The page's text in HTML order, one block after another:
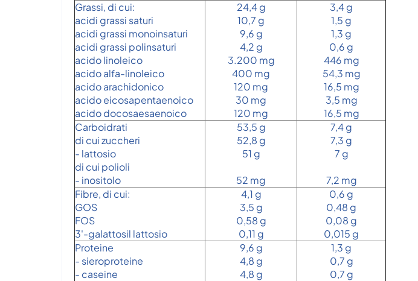
Grassi, di cui:
acidi grassi saturi
acidi grassi monoinsaturi
acidi grassi polinsaturi
acido linoleico
acido alfa-linoleico
acido arachidonico
acido eicosapentaenoico
acido docosaesaenoico
24,4 g
10,7 g
9,6 g
4,2 g
3.200 mg
400 mg
120 mg
30 mg
120 mg
3,4 g
1,5 g
1,3 g
0,6 g
446 mg
54,3 mg
16,5 mg
3,5 mg
16,5 mg
Carboidrati
di cui zuccheri
- lattosio
di cui polioli
- inositolo
53,5 g
52,8 g
51 g
52 mg
7,4 g
7,3 g
7 g
7,2 mg
Fibre, di cui:
GOS
FOS
3'-galattosil lattosio
4,1 g
3,5 g
0,58 g
0,11 g
0,6 g
0,48 g
0,08 g
0,015 g
Proteine
- sieroproteine
- caseine
9,6 g
4,8 g
4,8 g
1,3 g
0,7 g
0,7 g